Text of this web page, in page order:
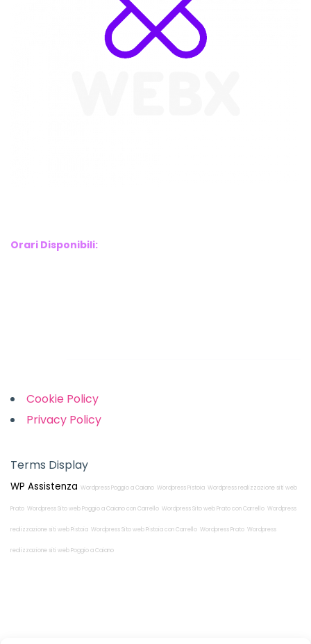
Orari Disponibili:
Cookie Policy
Privacy Policy
Terms Display
WP Assistenza Wordpress Poggio a Caiano Wordpress Pistoia Wordpress realizzazione siti web
Prato Wordpress Sito web Poggio a Caiano con Carrello Wordpress Sito web Prato con Carrello Wordpress
realizzazione siti web Pistoia Wordpress Sito web Pistoia con Carrello Wordpress Prato Wordpress
realizzazione siti web Poggio a Caiano